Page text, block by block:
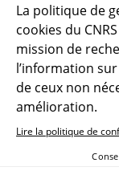
Créer un compte
La politique de
cookies du
mission de
l’information
de ceux non
amélioration.
Lire la politique de